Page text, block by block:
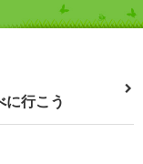
行こう